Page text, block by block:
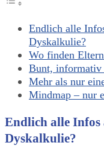
Endlich alle
Dyskalkulie?
Wo finden
Bunt, informativ
Mehr als nur
Mindmap – nur
Endlich alle Infos
Dyskalkulie?